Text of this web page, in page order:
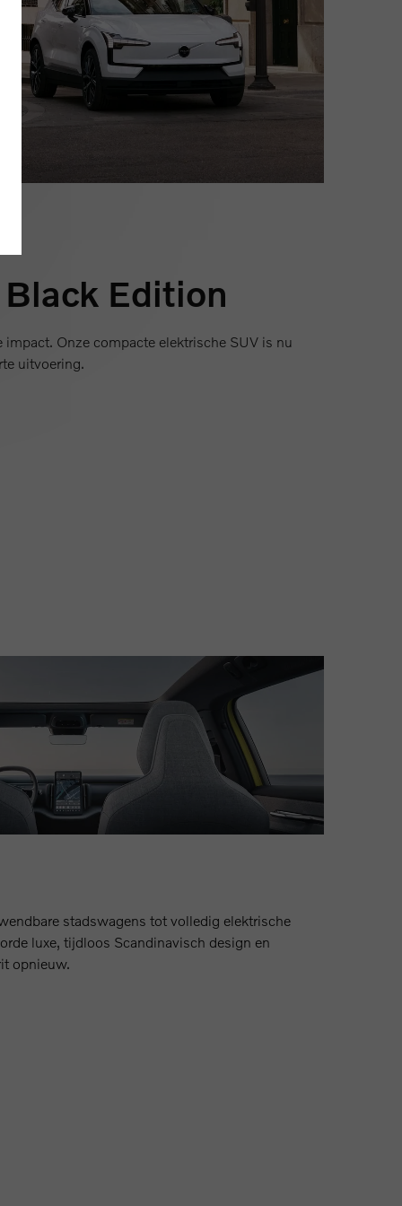
Edition
Onze compacte elektrische SUV is nu
uitvoering.
stadswagens tot volledig elektrische
luxe, tijdloos Scandinavisch design en
opnieuw.